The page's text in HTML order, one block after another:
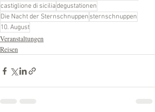
castiglione di siciliadegustationen
Die Nacht der Sternschnuppen sternschnuppen
10. August
Veranstaltungen
Reisen